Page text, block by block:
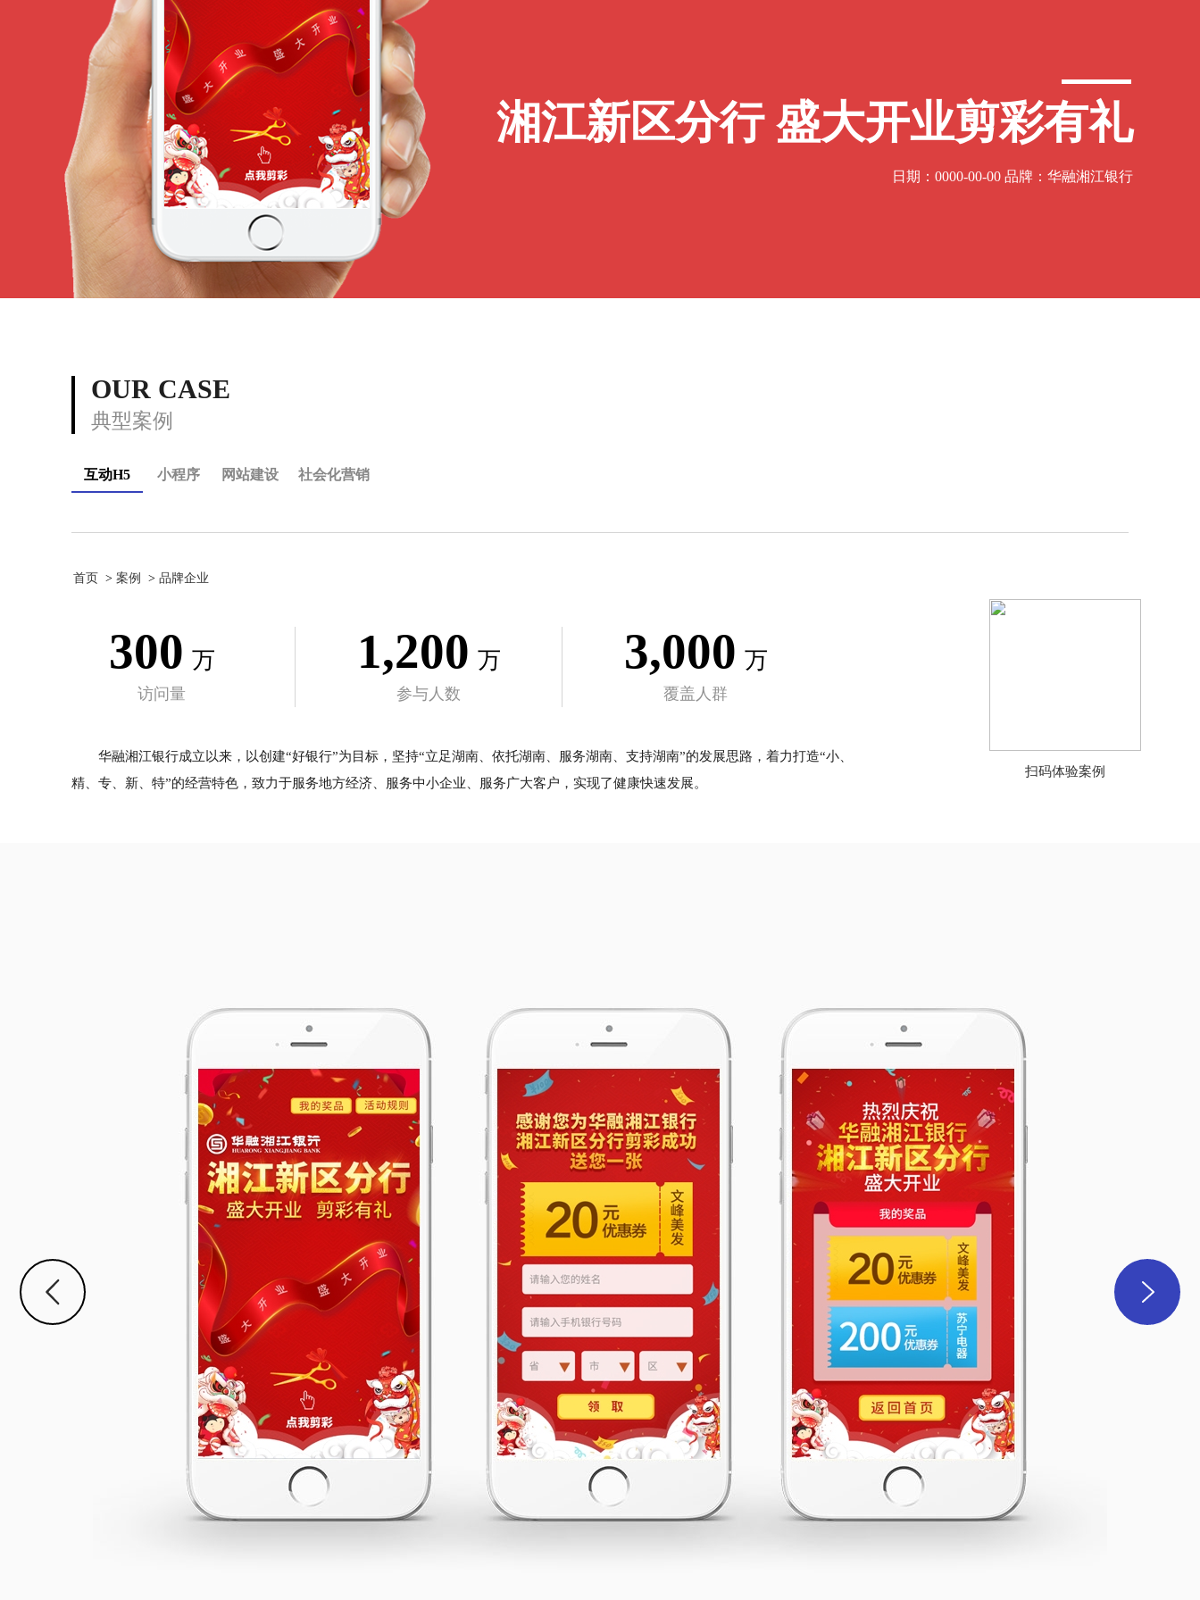
湘江新区分行 盛大开业剪彩有礼
日期：0000-00-00 品牌：华融湘江银行
OUR CASE
典型案例
互动H5 小程序 网站建设 社会化营销
首页 案例 品牌企业
300 万
访问量
1,200 万
参与人数
3,000 万
覆盖人群
华融湘江银行成立以来，以创建“好银行”为目标，坚持“立足湖南、依托湖南、服务湖南、支持湖南”的发展思路，着力打造“小、
精、专、新、特”的经营特色，致力于服务地方经济、服务中小企业、服务广大客户，实现了健康快速发展。
扫码体验案例